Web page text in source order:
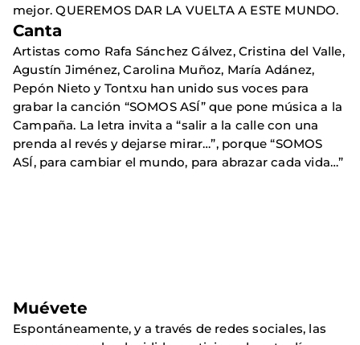
mejor. QUEREMOS DAR LA VUELTA A ESTE MUNDO.
Canta
Artistas como Rafa Sánchez Gálvez, Cristina del Valle,
Agustín Jiménez, Carolina Muñoz, María Adánez,
Pepón Nieto y Tontxu han unido sus voces para
grabar la canción “SOMOS ASÍ” que pone música a la
Campaña. La letra invita a “salir a la calle con una
prenda al revés y dejarse mirar…”, porque “SOMOS
ASÍ, para cambiar el mundo, para abrazar cada vida…”
Muévete
Espontáneamente, y a través de redes sociales, las